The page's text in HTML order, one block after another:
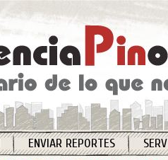
ENVIAR REPORTES